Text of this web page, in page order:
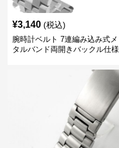
¥3,140 (税込)
腕時計ベルト 7連編み込み式メ
タルバンド両開きバックル仕様